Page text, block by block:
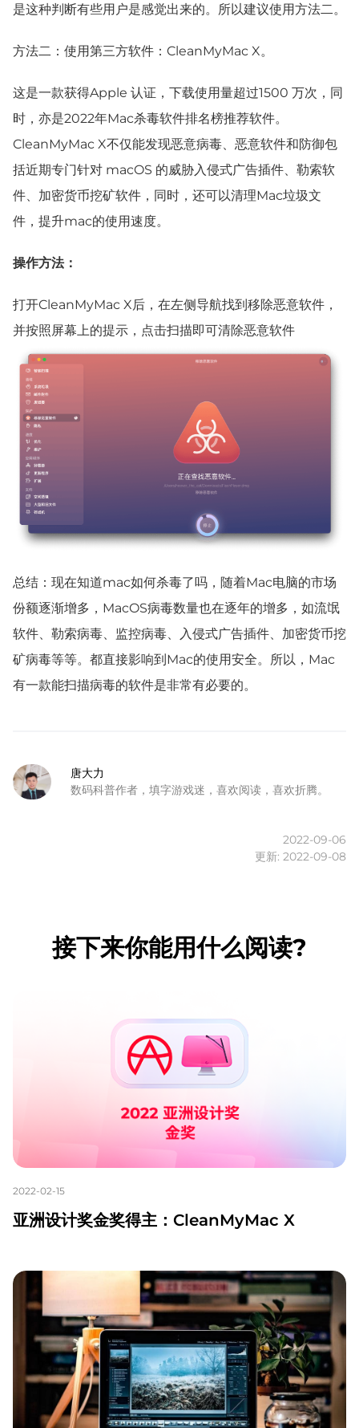
是这种判断有些用户是感觉出来的。所以建议使用方法二。
方法二：使用第三方软件：CleanMyMac X。
这是一款获得Apple 认证，下载使用量超过1500 万次，同
时，亦是2022年Mac杀毒软件排名榜推荐软件。
CleanMyMac X不仅能发现恶意病毒、恶意软件和防御包
括近期专门针对 macOS 的威胁入侵式广告插件、勒索软
件、加密货币挖矿软件，同时，还可以清理Mac垃圾文
件，提升mac的使用速度。
操作方法：
打开CleanMyMac X后，在左侧导航找到移除恶意软件，
并按照屏幕上的提示，点击扫描即可清除恶意软件
总结：现在知道mac如何杀毒了吗，随着Mac电脑的市场
份额逐渐增多，MacOS病毒数量也在逐年的增多，如流氓
软件、勒索病毒、监控病毒、入侵式广告插件、加密货币挖
矿病毒等等。都直接影响到Mac的使用安全。所以，Mac
有一款能扫描病毒的软件是非常有必要的。
唐大力
数码科普作者，填字游戏迷，喜欢阅读，喜欢折腾。
2022-09-06
更新: 2022-09-08
接下来你能用什么阅读?
2022-02-15
亚洲设计奖金奖得主：CleanMyMac X